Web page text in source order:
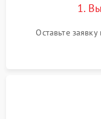
1.
Оставьте